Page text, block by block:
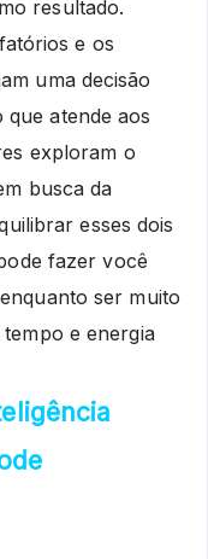
resultado.
e os
uma decisão
atende aos
exploram o
busca da
esses dois
fazer você
ser muito
e energia